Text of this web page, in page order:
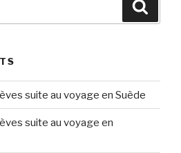
suite au voyage en Suède
suite au voyage en